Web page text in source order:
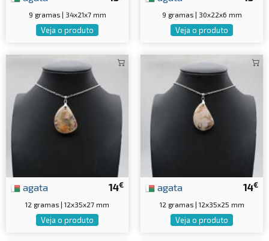
9 gramas | 34x21x7 mm
Veja o produto
9 gramas | 30x22x6 mm
Veja o produto
14€
agata
12 gramas | 12x35x27 mm
Veja o produto
14€
agata
12 gramas | 12x35x25 mm
Veja o produto